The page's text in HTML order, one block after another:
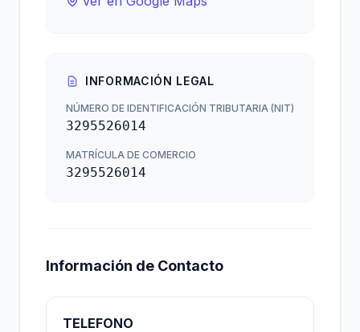
INFORMACIÓN LEGAL
NÚMERO DE IDENTIFICACIÓN TRIBUTARIA (NIT)
3295526014
MATRÍCULA DE COMERCIO
3295526014
Información de Contacto
TELEFONO